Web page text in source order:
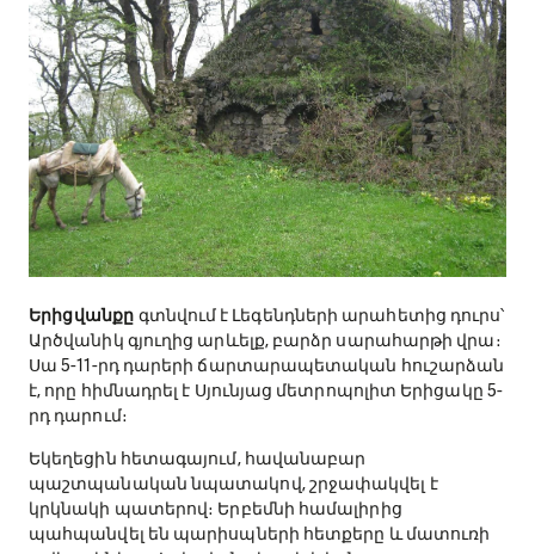
Երիցվանքը գտնվում է Լեգենդների արահետից դուրս՝
Արծվանիկ գյուղից արևելք, բարձր սարահարթի վրա։
Սա 5-11-րդ դարերի ճարտարապետական հուշարձան
է, որը հիմնադրել է Սյունյաց մետրոպոլիտ Երիցակը 5-
րդ դարում։
Եկեղեցին հետագայում, հավանաբար
պաշտպանական նպատակով, շրջափակվել է
կրկնակի պատերով։ Երբեմնի համալիրից
պահպանվել են պարիսպների հետքերը և մատուռի